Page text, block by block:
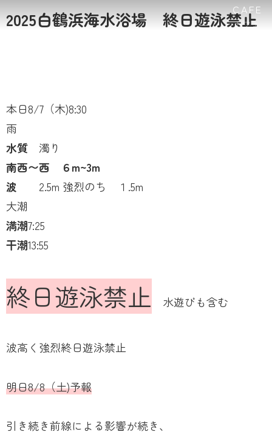
CAFE
カフェ
2025白鶴浜海水浴場 終日遊泳禁止
本日8/7（木)8:30
雨
水質 濁り
南西〜西 ６m~3m
波 2.5m 強烈のち １.5m
大潮
満潮7:25
干潮13:55
終日遊泳禁止 水遊びも含む
波高く強烈終日遊泳禁止
明日8/8（土)予報
引き続き前線による影響が続き、